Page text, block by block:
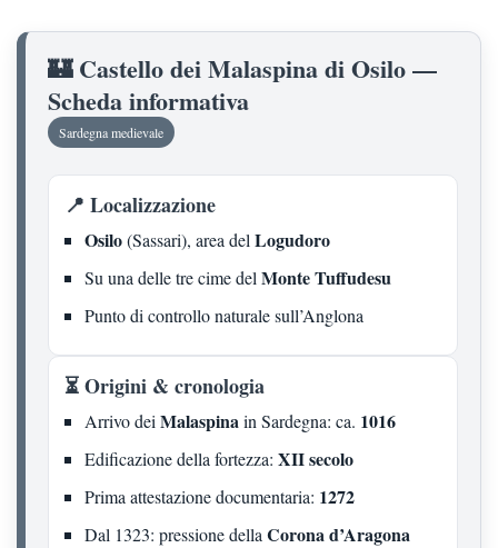
🏰 Castello dei Malaspina di Osilo —
Scheda informativa
Sardegna medievale
📍 Localizzazione
Osilo(Sassari), area del Logudoro
Su una delle tre cime del Monte Tuffudesu
Punto di controllo naturale sull’Anglona
⏳ Origini & cronologia
Arrivo dei Malaspinain Sardegna: ca. 1016
Edificazione della fortezza: XII secolo
Prima attestazione documentaria: 1272
Dal 1323: pressione della Corona d’Aragona